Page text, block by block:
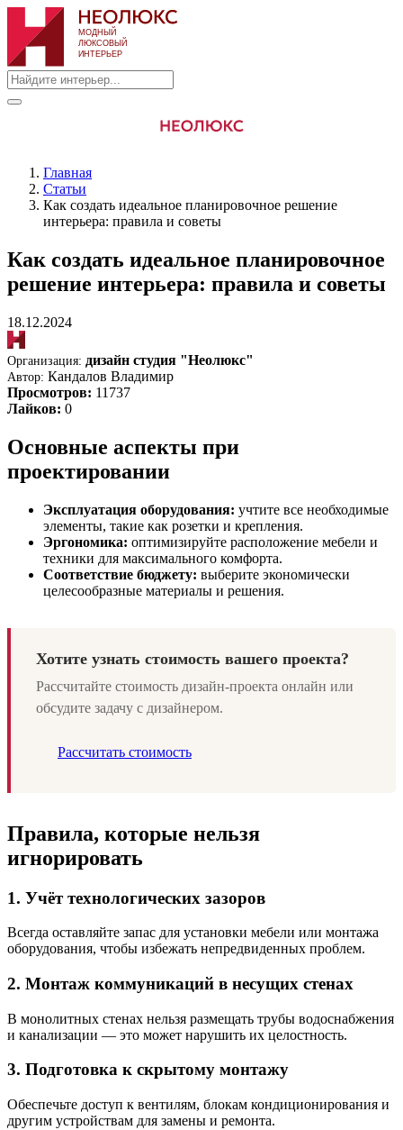
Главная
Статьи
Как создать идеальное планировочное решение
интерьера: правила и советы
Как создать идеальное планировочное
решение интерьера: правила и советы
18.12.2024
Организация: дизайн студия "Неолюкс"
Автор: Кандалов Владимир
Просмотров: 11737
Лайков: 0
Основные аспекты при
проектировании
Эксплуатация оборудования: учтите все необходимые
элементы, такие как розетки и крепления.
Эргономика: оптимизируйте расположение мебели и
техники для максимального комфорта.
Соответствие бюджету: выберите экономически
целесообразные материалы и решения.
Хотите узнать стоимость вашего проекта?
Рассчитайте стоимость дизайн-проекта онлайн или
обсудите задачу с дизайнером.
Рассчитать стоимость
Правила, которые нельзя
игнорировать
1. Учёт технологических зазоров
Всегда оставляйте запас для установки мебели или монтажа
оборудования, чтобы избежать непредвиденных проблем.
2. Монтаж коммуникаций в несущих стенах
В монолитных стенах нельзя размещать трубы водоснабжения
и канализации — это может нарушить их целостность.
3. Подготовка к скрытому монтажу
Обеспечьте доступ к вентилям, блокам кондиционирования и
другим устройствам для замены и ремонта.